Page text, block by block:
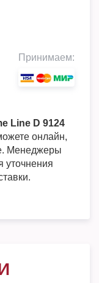
Принимаем:
Line D 9124
онлайн,
Менеджеры
уточнения